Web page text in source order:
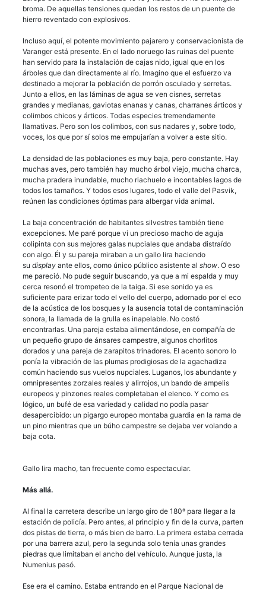
broma. De aquellas tensiones quedan los restos de un puente de
hierro reventado con explosivos.
Incluso aquí, el potente movimiento pajarero y conservacionista de
Varanger está presente. En el lado noruego las ruinas del puente
han servido para la instalación de cajas nido, igual que en los
árboles que dan directamente al río. Imagino que el esfuerzo va
destinado a mejorar la población de porrón osculado y serretas.
Junto a ellos, en las láminas de agua se ven cisnes, serretas
grandes y medianas, gaviotas enanas y canas, charranes árticos y
colimbos chicos y árticos. Todas especies tremendamente
llamativas. Pero son los colimbos, con sus nadares y, sobre todo,
voces, los que por sí solos me empujarían a volver a este sitio.
La densidad de las poblaciones es muy baja, pero constante. Hay
muchas aves, pero también hay mucho árbol viejo, mucha charca,
mucha pradera inundable, mucho riachuelo e incontables lagos de
todos los tamaños. Y todos esos lugares, todo el valle del Pasvik,
reúnen las condiciones óptimas para albergar vida animal.
La baja concentración de habitantes silvestres también tiene
excepciones. Me paré porque vi un precioso macho de aguja
colipinta con sus mejores galas nupciales que andaba distraído
con algo. Él y su pareja miraban a un gallo lira haciendo
su display ante ellos, como único público asistente al show. O eso
me pareció. No pude seguir buscando, ya que a mi espalda y muy
cerca resonó el trompeteo de la taiga. Si ese sonido ya es
suficiente para erizar todo el vello del cuerpo, adornado por el eco
de la acústica de los bosques y la ausencia total de contaminación
sonora, la llamada de la grulla es inapelable. No costó
encontrarlas. Una pareja estaba alimentándose, en compañía de
un pequeño grupo de ánsares campestre, algunos chorlitos
dorados y una pareja de zarapitos trinadores. El acento sonoro lo
ponía la vibración de las plumas prodigiosas de la agachadiza
común haciendo sus vuelos nupciales. Luganos, los abundante y
omnipresentes zorzales reales y alirrojos, un bando de ampelis
europeos y pinzones reales completaban el elenco. Y como es
lógico, un bufé de esa variedad y calidad no podía pasar
desapercibido: un pigargo europeo montaba guardia en la rama de
un pino mientras que un búho campestre se dejaba ver volando a
baja cota.
Gallo lira macho, tan frecuente como espectacular.
Más allá.
Al final la carretera describe un largo giro de 180º para llegar a la
estación de policía. Pero antes, al principio y fin de la curva, parten
dos pistas de tierra, o más bien de barro. La primera estaba cerrada
por una barrera azul, pero la segunda solo tenía unas grandes
piedras que limitaban el ancho del vehículo. Aunque justa, la
Numenius pasó.
Ese era el camino. Estaba entrando en el Parque Nacional de